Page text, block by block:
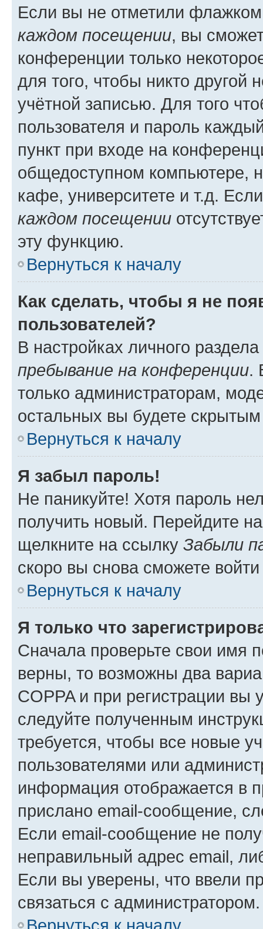
Если вы не отметили
каждом посещении, вы
конференции только
для того, чтобы никто другой
учётной записью. Для того
пользователя и пароль
пункт при входе на
общедоступном компьютере,
кафе, университете и т.д.
каждом посещении
эту функцию.
Вернуться к началу
Как сделать, чтобы я не
пользователей?
В настройках личного
пребывание на конференции.
только администраторам,
остальных вы будете
Вернуться к началу
Я забыл пароль!
Не паникуйте! Хотя пароль
получить новый. Перейдите
щелкните на ссылку Забыли
скоро вы снова сможете
Вернуться к началу
Я только что
Сначала проверьте свои имя
верны, то возможны два
COPPA и при регистрации вы
следуйте полученным
требуется, чтобы все новые
пользователями или
информация отображается в
прислано email-сообщение,
Если email-сообщение не
неправильный адрес email,
Если вы уверены, что ввели
связаться с администратором.
Вернуться к началу